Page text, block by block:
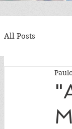
All Posts